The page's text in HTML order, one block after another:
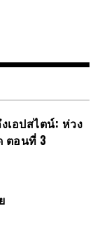
เอปสไตน์: ห่วง
ตอนที่ 3